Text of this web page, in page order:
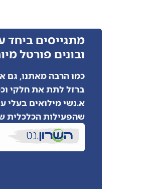
מתגייסים ביחד
ובונים פורטל
ברזל לתת את חלקי
א.נשי מילואים בעלי
שהפעילות הכלכלית